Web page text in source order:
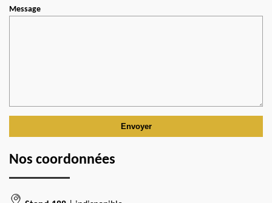
Message
Nos coordonnées